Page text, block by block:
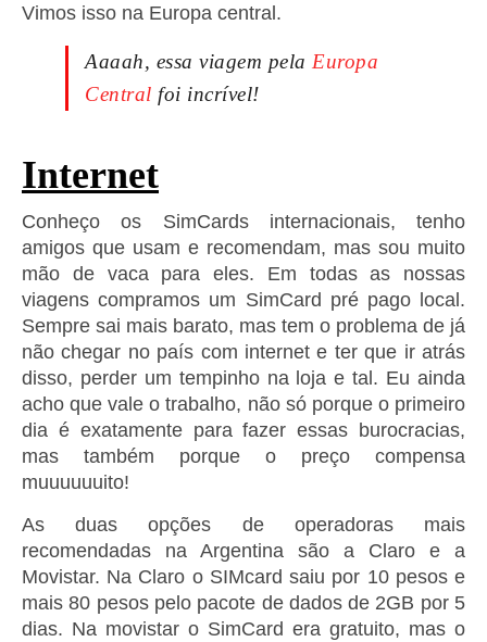
Vimos isso na Europa central.
Aaaah, essa viagem pela Europa
Central foi incrível!
Internet
Conheço os SimCards internacionais, tenho
amigos que usam e recomendam, mas sou muito
mão de vaca para eles. Em todas as nossas
viagens compramos um SimCard pré pago local.
Sempre sai mais barato, mas tem o problema de já
não chegar no país com internet e ter que ir atrás
disso, perder um tempinho na loja e tal. Eu ainda
acho que vale o trabalho, não só porque o primeiro
dia é exatamente para fazer essas burocracias,
mas também porque o preço compensa
muuuuuuito!
As duas opções de operadoras mais
recomendadas na Argentina são a Claro e a
Movistar. Na Claro o SIMcard saiu por 10 pesos e
mais 80 pesos pelo pacote de dados de 2GB por 5
dias. Na movistar o SimCard era gratuito, mas o